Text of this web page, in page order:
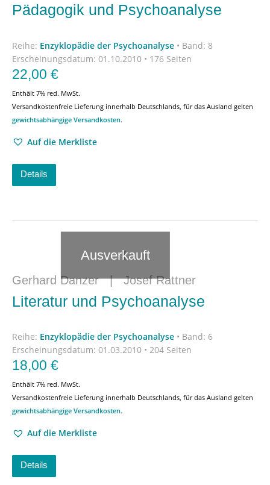
Pädagogik und Psychoanalyse
Reihe: Enzyklopädie der Psychoanalyse • Band: 8
Erscheinungsdatum: 01.10.2010 • 176 Seiten
22,00 €
Enthält 7% red. MwSt.
Versandkostenfreie Lieferung innerhalb Deutschlands, für das Ausland gelten
gewichtsabhängige Versandkosten.
Auf die Merkliste
Details
Ausverkauft
Gerhard Danzer|Josef Rattner
Literatur und Psychoanalyse
Reihe: Enzyklopädie der Psychoanalyse • Band: 6
Erscheinungsdatum: 01.03.2010 • 204 Seiten
18,00 €
Enthält 7% red. MwSt.
Versandkostenfreie Lieferung innerhalb Deutschlands, für das Ausland gelten
gewichtsabhängige Versandkosten.
Auf die Merkliste
Details